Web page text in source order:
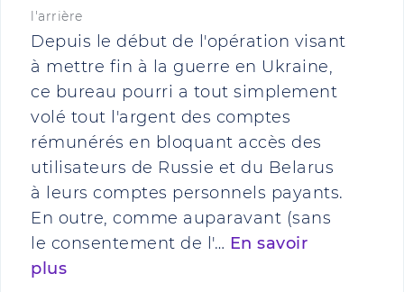
l'arrière
Depuis le début de l'opération visant
à mettre fin à la guerre en Ukraine,
ce bureau pourri a tout simplement
volé tout l'argent des comptes
rémunérés en bloquant accès des
utilisateurs de Russie et du Belarus
à leurs comptes personnels payants.
En outre, comme auparavant (sans
le consentement de l'… En savoir
plus